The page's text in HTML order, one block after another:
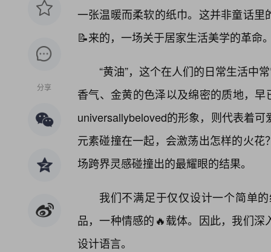
分享
一张温暖而柔软的纸巾。这并非童话里
📝来的，一场关于居家生活美学的革命
“黄油”，这个在人们的日常生活中
香气、金黄的色泽以及绵密的质地，
universallybeloved的形象，则代表着
元素碰撞在一起，会激荡出怎样的火花
场跨界灵感碰撞出的最耀眼的结果。
我们不满足于仅仅设计一个简单
品，一种情感的🔥载体。因此，我们深
设计语言。